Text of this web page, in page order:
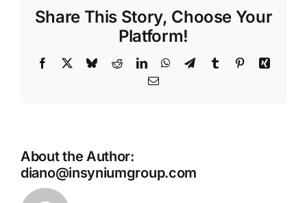
Share This Story, Choose Your
Platform!
Facebook BlueskyRedditLinkedInWhatsApp
TelegramTumblr PinterestXing
Email
About the Author:
diano@insyniumgroup.com